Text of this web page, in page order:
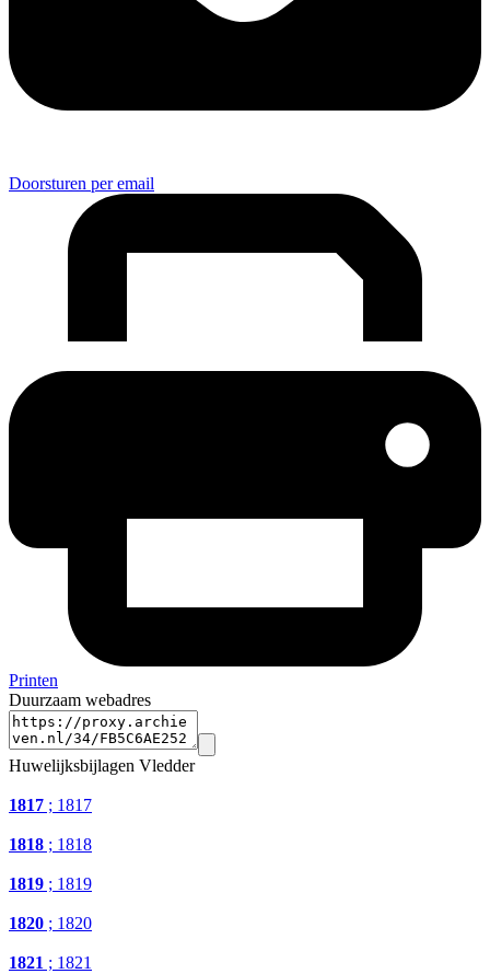
Doorsturen per email
Printen
Duurzaam webadres
Huwelijksbijlagen Vledder
1817 ; 1817
1818 ; 1818
1819 ; 1819
1820 ; 1820
1821 ; 1821